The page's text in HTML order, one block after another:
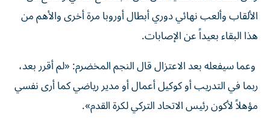
الألقاب وألعب نهائي دوري أبطال أوروبا مرة أخرى والأهم من
هذا البقاء بعيداً عن الإصابات.
وعما سيفعله بعد الاعتزال قال النجم المخضرم: «لم أقرر بعد،
ربما في التدريب أو كوكيل أعمال أو مدير رياضي كما أرى نفسي
مؤهلاً لأكون رئيس الاتحاد التركي لكرة القدم».